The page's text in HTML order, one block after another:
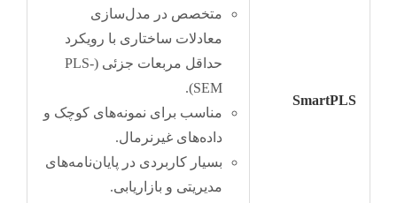
SmartPLS
متخصص در مدل‌سازی
معادلات ساختاری با رویکرد
حداقل مربعات جزئی (PLS-
SEM).
مناسب برای نمونه‌های کوچک و
داده‌های غیرنرمال.
بسیار کاربردی در پایان‌نامه‌های
مدیریتی و بازاریابی.